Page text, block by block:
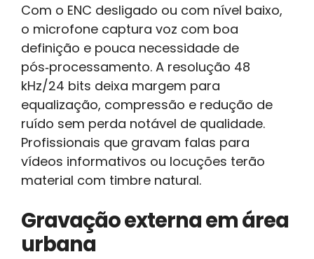
Com o ENC desligado ou com nível baixo,
o microfone captura voz com boa
definição e pouca necessidade de
pós‑processamento. A resolução 48
kHz/24 bits deixa margem para
equalização, compressão e redução de
ruído sem perda notável de qualidade.
Profissionais que gravam falas para
vídeos informativos ou locuções terão
material com timbre natural.
Gravação externa em área
urbana